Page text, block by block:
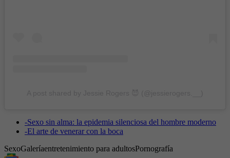
-Sexo sin alma: la epidemia silenciosa del hombre moderno
-El arte de venerar con la boca
SexoGaleríaentretenimiento para adultosPornografía